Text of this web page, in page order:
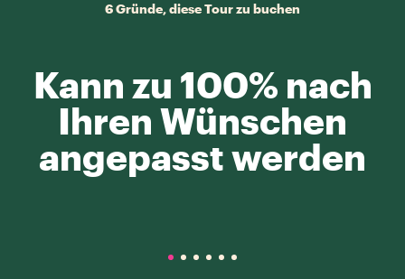
6 Gründe, diese Tour zu buchen
Kann zu 100% nach
Ihren Wünschen
angepasst werden